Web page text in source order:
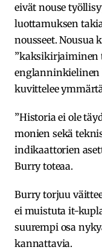
eivät nouse
luottamuksen
nousseet. Nousua
”kaksikirjaiminen
englanninkielinen
kuvittelee
”Historia ei ole
monien sekä
indikaattorien
Burry toteaa.
Burry torjuu
ei muistuta it-
suurempi osa
kannattavia.